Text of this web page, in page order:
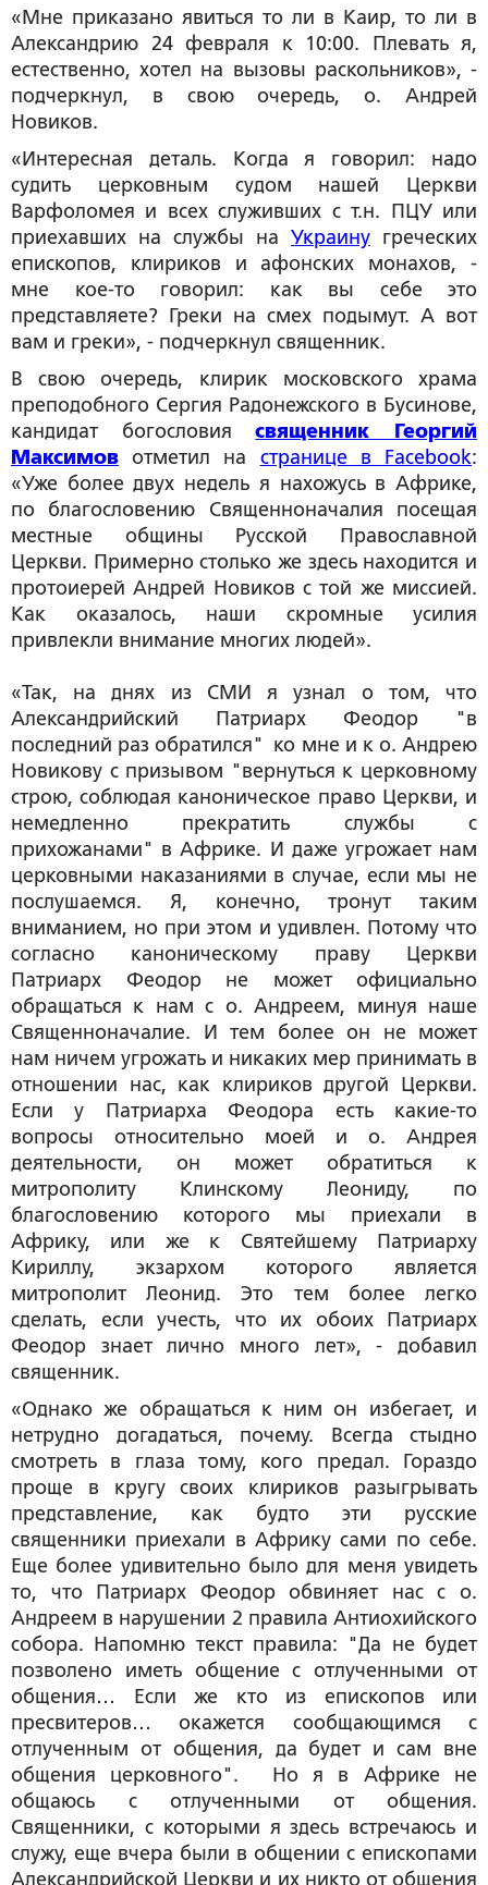
«Мне приказано явиться то ли в Каир, то ли в
Александрию 24 февраля к 10:00. Плевать я,
естественно, хотел на вызовы раскольников», -
подчеркнул, в свою очередь, о. Андрей
Новиков.
«Интересная деталь. Когда я говорил: надо
судить церковным судом нашей Церкви
Варфоломея и всех служивших с т.н. ПЦУ или
приехавших на службы на Украину греческих
епископов, клириков и афонских монахов, -
мне кое-то говорил: как вы себе это
представляете? Греки на смех подымут. А вот
вам и греки», - подчеркнул священник.
В свою очередь, клирик московского храма
преподобного Сергия Радонежского в Бусинове,
кандидат богословиясвященник Георгий
Максимов отметил на странице в Facebook:
«Уже более двух недель я нахожусь в Африке,
по благословению Священноначалия посещая
местные общины Русской Православной
Церкви. Примерно столько же здесь находится и
протоиерей Андрей Новиков с той же миссией.
Как оказалось, наши скромные усилия
привлекли внимание многих людей».
«Так, на днях из СМИ я узнал о том, что
Александрийский Патриарх Феодор "в
последний раз обратился" ко мне и к о. Андрею
Новикову с призывом "вернуться к церковному
строю, соблюдая каноническое право Церкви, и
немедленно прекратить службы с
прихожанами" в Африке. И даже угрожает нам
церковными наказаниями в случае, если мы не
послушаемся. Я, конечно, тронут таким
вниманием, но при этом и удивлен. Потому что
согласно каноническому праву Церкви
Патриарх Феодор не может официально
обращаться к нам с о. Андреем, минуя наше
Священноначалие. И тем более он не может
нам ничем угрожать и никаких мер принимать в
отношении нас, как клириков другой Церкви.
Если у Патриарха Феодора есть какие-то
вопросы относительно моей и о. Андрея
деятельности, он может обратиться к
митрополиту Клинскому Леониду, по
благословению которого мы приехали в
Африку, или же к Святейшему Патриарху
Кириллу, экзархом которого является
митрополит Леонид. Это тем более легко
сделать, если учесть, что их обоих Патриарх
Феодор знает лично много лет», - добавил
священник.
«Однако же обращаться к ним он избегает, и
нетрудно догадаться, почему. Всегда стыдно
смотреть в глаза тому, кого предал. Гораздо
проще в кругу своих клириков разыгрывать
представление, как будто эти русские
священники приехали в Африку сами по себе.
Еще более удивительно было для меня увидеть
то, что Патриарх Феодор обвиняет нас с о.
Андреем в нарушении 2 правила Антиохийского
собора. Напомню текст правила: "Да не будет
позволено иметь общение с отлученными от
общения… Если же кто из епископов или
пресвитеров… окажется сообщающимся с
отлученным от общения, да будет и сам вне
общения церковного". Но я в Африке не
общаюсь с отлученными от общения.
Священники, с которыми я здесь встречаюсь и
служу, еще вчера были в общении с епископами
Александрийской Церкви и их никто от общения